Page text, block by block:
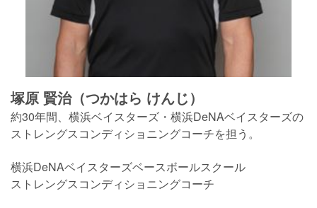
塚原 賢治（つかはら けんじ）
約30年間、横浜ベイスターズ・横浜DeNAベイスターズの
ストレングスコンディショニングコーチを担う。
横浜DeNAベイスターズベースボールスクール
ストレングスコンディショニングコーチ